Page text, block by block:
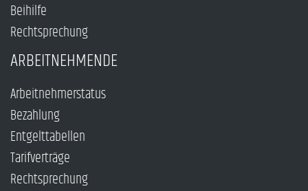
Beihilfe
Rechtsprechung
ARBEITNEHMENDE
Arbeitnehmerstatus
Bezahlung
Entgelttabellen
Tarifverträge
Rechtsprechung